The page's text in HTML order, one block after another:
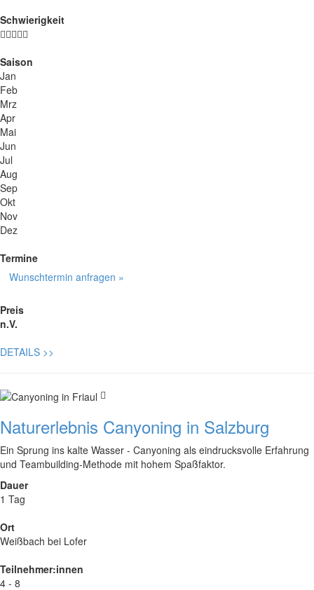
Schwierigkeit
Saison
Jan
Feb
Mrz
Apr
Mai
Jun
Jul
Aug
Sep
Okt
Nov
Dez
Termine
Wunschtermin anfragen »
Preis
n.V.
DETAILS >>
Naturerlebnis Canyoning in Salzburg
Ein Sprung ins kalte Wasser - Canyoning als eindrucksvolle Erfahrung
und Teambuilding-Methode mit hohem Spaßfaktor.
Dauer
1 Tag
Ort
Weißbach bei Lofer
Teilnehmer:innen
4 - 8